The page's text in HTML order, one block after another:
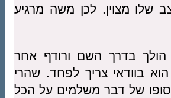
שלו מצוין. לכן משה מרגיע
בדרך השם ורודף אחר
הוא בוודאי צריך לפחד. שהרי
בסופו של דבר משלמים על הכל